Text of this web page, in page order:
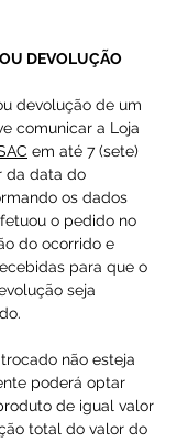
DEVOLUÇÃO
devolução de um
comunicar a Loja
em até 7 (sete)
da data do
os dados
o pedido no
do ocorrido e
para que o
seja
não esteja
poderá optar
de igual valor
total do valor do